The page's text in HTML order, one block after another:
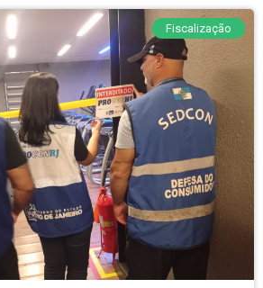
Fiscalização